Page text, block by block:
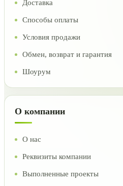
Доставка
Способы оплаты
Условия продажи
Обмен, возврат и гарантия
Шоурум
О компании
О нас
Реквизиты компании
Выполненные проекты